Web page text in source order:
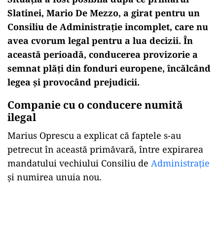
Slatinei, Mario De Mezzo, a girat pentru un
Consiliu de Administrație incomplet, care nu
avea cvorum legal pentru a lua decizii. În
această perioadă, conducerea provizorie a
semnat plăți din fonduri europene, încălcând
legea și provocând prejudicii.
Companie cu o conducere numită
ilegal
Marius Oprescu a explicat că faptele s-au
petrecut în această primăvară, între expirarea
mandatului vechiului Consiliu de Administrație
și numirea unuia nou.